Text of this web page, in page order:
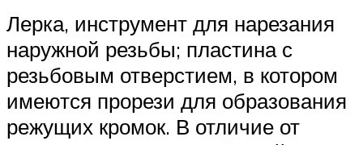
Лерка, инструмент для нарезания
наружной резьбы; пластина с
резьбовым отверстием, в котором
имеются прорези для образования
режущих кромок. В отличие от